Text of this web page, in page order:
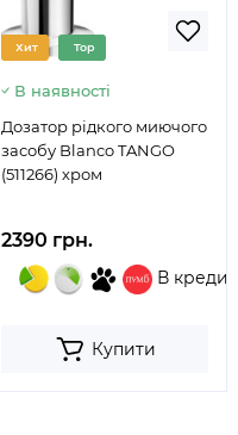
Хит Top
В наявності
Дозатор рідкого миючого
засобу Blanco TANGO
(511266) хром
2390 грн.
В кредит
Купити